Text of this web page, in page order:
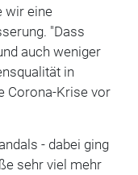
wir eine
"Dass
auch weniger
in
Corona-Krise vor
- dabei ging
sehr viel mehr